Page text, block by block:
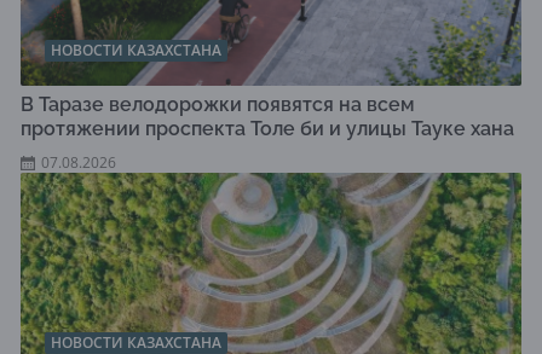
НОВОСТИ КАЗАХСТАНА
В Таразе велодорожки появятся на всем
протяжении проспекта Толе би и улицы Тауке хана
07.08.2026
НОВОСТИ КАЗАХСТАНА